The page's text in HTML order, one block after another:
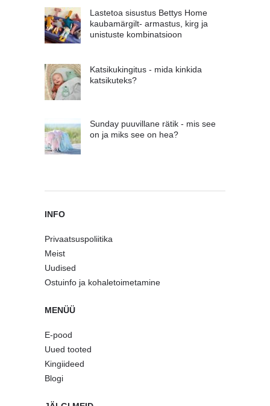
Lastetoa sisustus Bettys Home
kaubamärgilt- armastus, kirg ja
unistuste kombinatsioon
Katsikukingitus - mida kinkida
katsikuteks?
Sunday puuvillane rätik - mis see
on ja miks see on hea?
INFO
Privaatsuspoliitika
Meist
Uudised
Ostuinfo ja kohaletoimetamine
MENÜÜ
E-pood
Uued tooted
Kingiideed
Blogi